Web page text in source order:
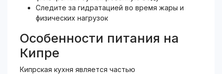
Следите за гидратацией во время жары и
физических нагрузок
Особенности питания на
Кипре
Кипрская кухня является частью